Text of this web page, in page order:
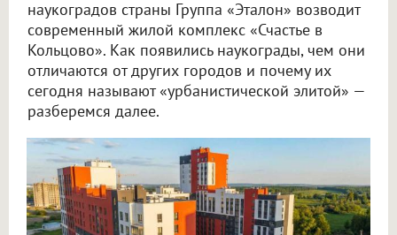
наукоградов страны Группа «Эталон» возводит
современный жилой комплекс «Счастье в
Кольцово». Как появились наукограды, чем они
отличаются от других городов и почему их
сегодня называют «урбанистической элитой» —
разберемся далее.